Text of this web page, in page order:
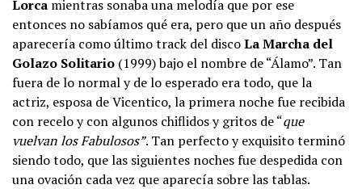
Lorca mientras sonaba una melodía que por ese
entonces no sabíamos qué era, pero que un año después
aparecería como último track del discoLa Marcha del
Golazo Solitario (1999) bajo el nombre de “Álamo”. Tan
fuera de lo normal y de lo esperado era todo, que la
actriz, esposa de Vicentico, la primera noche fue recibida
con recelo y con algunos chiflidos y gritos de “que
vuelvan los Fabulosos”. Tan perfecto y exquisito terminó
siendo todo, que las siguientes noches fue despedida con
una ovación cada vez que aparecía sobre las tablas.